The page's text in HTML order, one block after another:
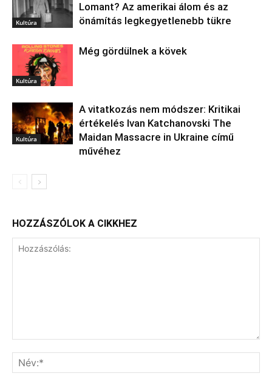
Kultúra
Lomant? Az amerikai álom és az
önámítás legkegyetlenebb tükre
Kultúra
Még gördülnek a kövek
Kultúra
A vitatkozás nem módszer: Kritikai
értékelés Ivan Katchanovski The
Maidan Massacre in Ukraine című
művéhez
HOZZÁSZÓLOK A CIKKHEZ